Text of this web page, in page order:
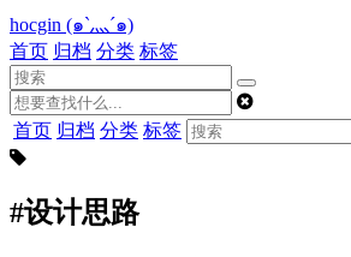
hocgin (๑`灬´๑)
首页 归档 分类 标签
首页 归档 分类 标签
#设计思路